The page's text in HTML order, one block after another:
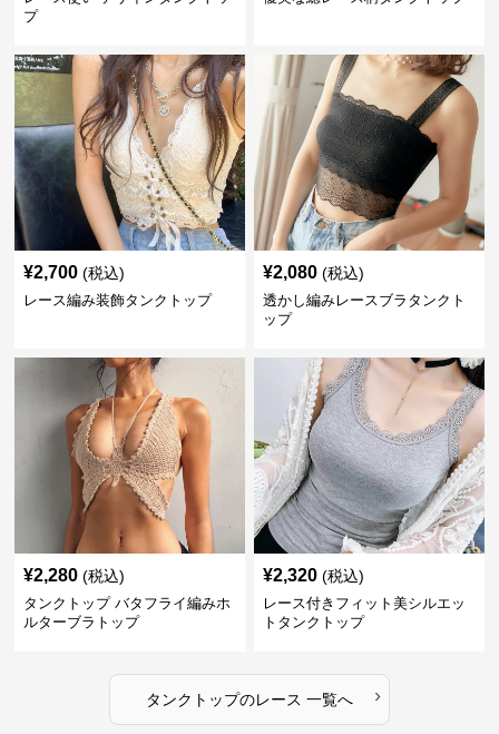
プ
¥2,700 (税込)
レース編み装飾タンクトップ
¥2,080 (税込)
透かし編みレースブラタンクト
ップ
¥2,280 (税込)
タンクトップ バタフライ編みホ
ルターブラトップ
¥2,320 (税込)
レース付きフィット美シルエッ
トタンクトップ
タンクトップのレース 一覧へ ›